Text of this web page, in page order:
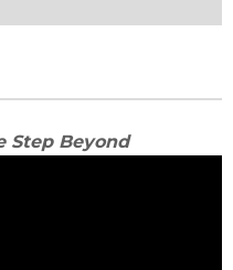
Step Beyond